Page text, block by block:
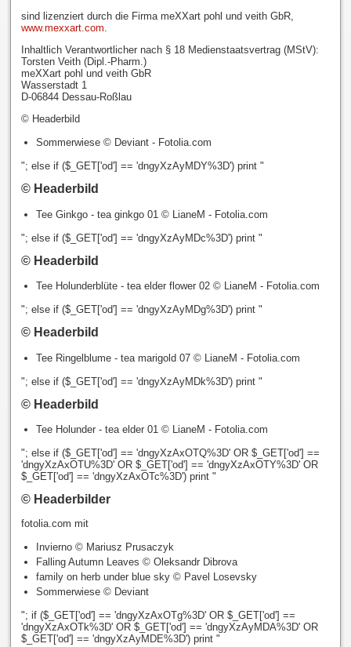
sind lizenziert durch die Firma meXXart pohl und veith GbR,
www.mexxart.com.
Inhaltlich Verantwortlicher nach § 18 Medienstaatsvertrag (MStV):
Torsten Veith (Dipl.-Pharm.)
meXXart pohl und veith GbR
Wasserstadt 1
D-06844 Dessau-Roßlau
© Headerbild
Sommerwiese © Deviant - Fotolia.com
"; else if ($_GET['od'] == 'dngyXzAyMDY%3D') print "
© Headerbild
Tee Ginkgo - tea ginkgo 01 © LianeM - Fotolia.com
"; else if ($_GET['od'] == 'dngyXzAyMDc%3D') print "
© Headerbild
Tee Holunderblüte - tea elder flower 02 © LianeM - Fotolia.com
"; else if ($_GET['od'] == 'dngyXzAyMDg%3D') print "
© Headerbild
Tee Ringelblume - tea marigold 07 © LianeM - Fotolia.com
"; else if ($_GET['od'] == 'dngyXzAyMDk%3D') print "
© Headerbild
Tee Holunder - tea elder 01 © LianeM - Fotolia.com
"; else if ($_GET['od'] == 'dngyXzAxOTQ%3D' OR $_GET['od'] ==
'dngyXzAxOTU%3D' OR $_GET['od'] == 'dngyXzAxOTY%3D' OR
$_GET['od'] == 'dngyXzAxOTc%3D') print "
© Headerbilder
fotolia.com mit
Invierno © Mariusz Prusaczyk
Falling Autumn Leaves © Oleksandr Dibrova
family on herb under blue sky © Pavel Losevsky
Sommerwiese © Deviant
"; if ($_GET['od'] == 'dngyXzAxOTg%3D' OR $_GET['od'] ==
'dngyXzAxOTk%3D' OR $_GET['od'] == 'dngyXzAyMDA%3D' OR
$_GET['od'] == 'dngyXzAyMDE%3D') print "